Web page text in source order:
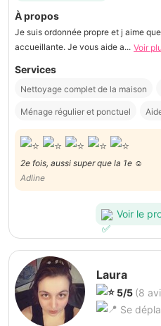
À propos
Je suis ordonnée propre et j aime
accueillante. Je vous aide a... Voir
Services
Nettoyage complet de la maison
Ménage régulier et ponctuel
2e fois, aussi super que la 1e ☺️
Adline
Voir le
Laura
5/5 (8
Se